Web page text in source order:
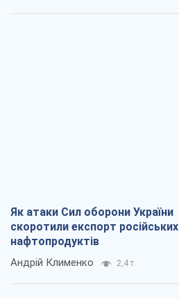
Як атаки Сил оборони України
скоротили експорт російських
нафтопродуктів
Андрій Клименко 2,4 т.